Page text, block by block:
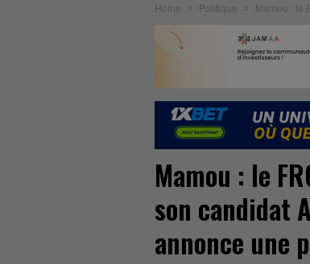
Home Politique Mamou : le
Mamou : le
son candidat
annonce une